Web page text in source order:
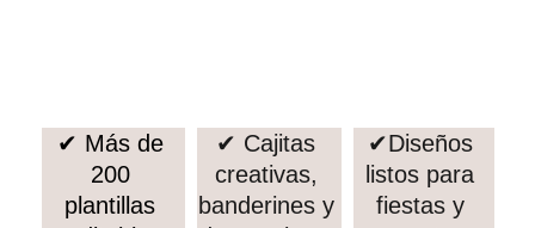
✔ Más de
200
plantillas
✔ Cajitas
creativas,
banderines y
✔Diseños
listos para
fiestas y